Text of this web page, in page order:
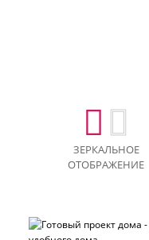
ЗЕРКАЛЬНОЕ
ОТОБРАЖЕНИЕ